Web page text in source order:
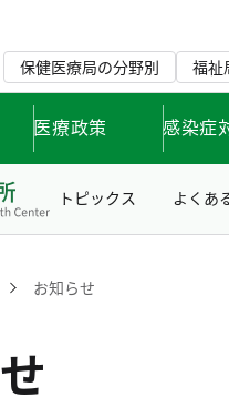
保健医療局の分野別 福祉
医療政策 感染症
トピックス よくあ
お知らせ